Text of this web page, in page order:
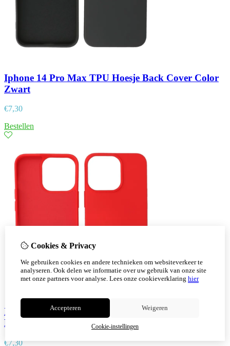
Iphone 14 Pro Max TPU Hoesje Back Cover Color
Zwart
€7,30
Bestellen
Iphone 14 Pro Max TPU Hoesje Back Cover Color
Rood
€7,30
Cookies & Privacy
We gebruiken cookies en andere technieken om websiteverkeer te
analyseren. Ook delen we informatie over uw gebruik van onze site
met onze partners voor analyse. Lees onze cookieverklaring hier
Accepteren Weigeren
Cookie-instellingen